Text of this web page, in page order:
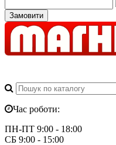
Замовити
Час роботи:
ПН-ПТ 9:00 - 18:00
СБ 9:00 - 15:00